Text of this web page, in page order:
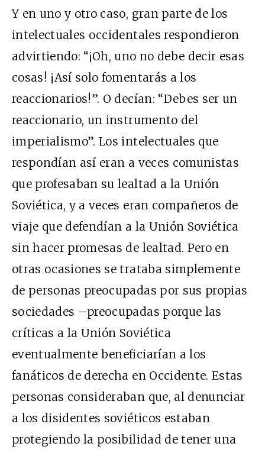
Y en uno y otro caso, gran parte de los
intelectuales occidentales respondieron
advirtiendo: “¡Oh, uno no debe decir esas
cosas! ¡Así solo fomentarás a los
reaccionarios!”. O decían: “Debes ser un
reaccionario, un instrumento del
imperialismo”. Los intelectuales que
respondían así eran a veces comunistas
que profesaban su lealtad a la Unión
Soviética, y a veces eran compañeros de
viaje que defendían a la Unión Soviética
sin hacer promesas de lealtad. Pero en
otras ocasiones se trataba simplemente
de personas preocupadas por sus propias
sociedades –preocupadas porque las
críticas a la Unión Soviética
eventualmente beneficiarían a los
fanáticos de derecha en Occidente. Estas
personas consideraban que, al denunciar
a los disidentes soviéticos estaban
protegiendo la posibilidad de tener una